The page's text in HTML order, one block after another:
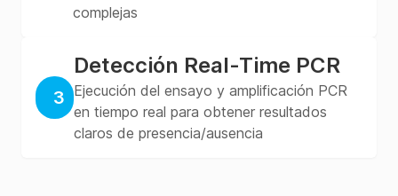
complejas
3
Detección Real-Time PCR
Ejecución del ensayo y amplificación PCR
en tiempo real para obtener resultados
claros de presencia/ausencia